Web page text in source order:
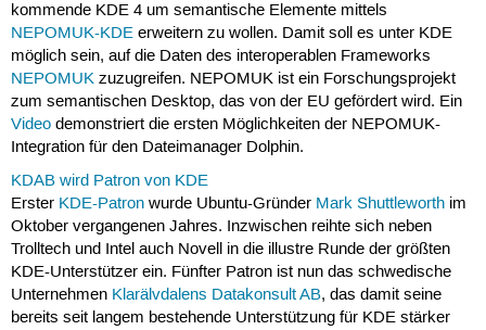
kommende KDE 4 um semantische Elemente mittels
NEPOMUK-KDEerweitern zu wollen. Damit soll es unter KDE
möglich sein, auf die Daten des interoperablen Frameworks
NEPOMUKzuzugreifen. NEPOMUK ist ein Forschungsprojekt
zum semantischen Desktop, das von der EU gefördert wird. Ein
Videodemonstriert die ersten Möglichkeiten der NEPOMUK-
Integration für den Dateimanager Dolphin.
KDAB wird Patron von KDE
Erster KDE-Patronwurde Ubuntu-Gründer Mark Shuttleworthim
Oktober vergangenen Jahres. Inzwischen reihte sich neben
Trolltech und Intel auch Novell in die illustre Runde der größten
KDE-Unterstützer ein. Fünfter Patron ist nun das schwedische
Unternehmen Klarälvdalens Datakonsult AB, das damit seine
bereits seit langem bestehende Unterstützung für KDE stärker